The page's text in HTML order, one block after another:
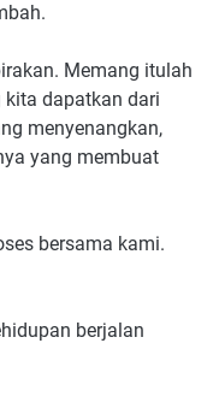
Memang itulah
kita dapatkan dari
menyenangkan,
yang membuat
bersama kami.
berjalan